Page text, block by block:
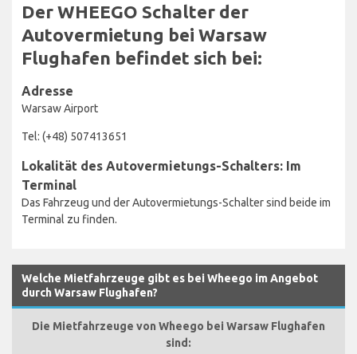
Der WHEEGO Schalter der
Autovermietung bei Warsaw
Flughafen befindet sich bei:
Adresse
Warsaw Airport
Tel: (+48) 507413651
Lokalität des Autovermietungs-Schalters: Im
Terminal
Das Fahrzeug und der Autovermietungs-Schalter sind beide im
Terminal zu finden.
Welche Mietfahrzeuge gibt es bei Wheego im Angebot
durch Warsaw Flughafen?
Die Mietfahrzeuge von Wheego bei Warsaw Flughafen
sind: